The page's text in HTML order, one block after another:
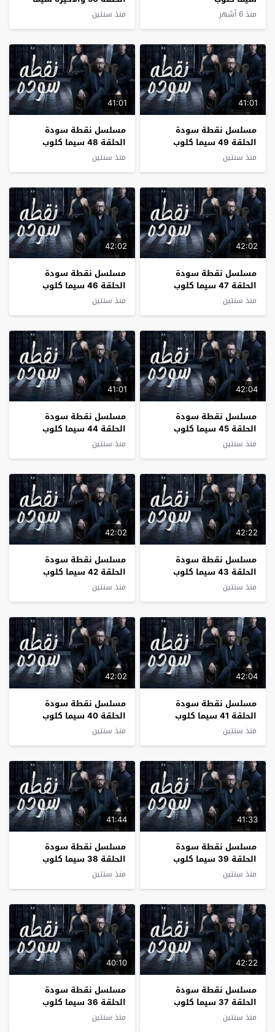
منذ 6 أشهر
كلوب
منذ سنتين
41:01
مسلسل نقطة سودة
الحلقة 49 سيما كلوب
منذ سنتين
41:01
مسلسل نقطة سودة
الحلقة 48 سيما كلوب
منذ سنتين
42:02
مسلسل نقطة سودة
الحلقة 47 سيما كلوب
منذ سنتين
42:02
مسلسل نقطة سودة
الحلقة 46 سيما كلوب
منذ سنتين
42:04
مسلسل نقطة سودة
الحلقة 45 سيما كلوب
منذ سنتين
41:01
مسلسل نقطة سودة
الحلقة 44 سيما كلوب
منذ سنتين
42:22
مسلسل نقطة سودة
الحلقة 43 سيما كلوب
منذ سنتين
42:02
مسلسل نقطة سودة
الحلقة 42 سيما كلوب
منذ سنتين
42:04
مسلسل نقطة سودة
الحلقة 41 سيما كلوب
منذ سنتين
42:02
مسلسل نقطة سودة
الحلقة 40 سيما كلوب
منذ سنتين
41:33
مسلسل نقطة سودة
الحلقة 39 سيما كلوب
منذ سنتين
41:44
مسلسل نقطة سودة
الحلقة 38 سيما كلوب
منذ سنتين
42:22
مسلسل نقطة سودة
الحلقة 37 سيما كلوب
منذ سنتين
40:10
مسلسل نقطة سودة
الحلقة 36 سيما كلوب
منذ سنتين